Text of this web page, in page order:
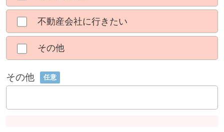
不動産会社に行きたい
その他
その他 任意